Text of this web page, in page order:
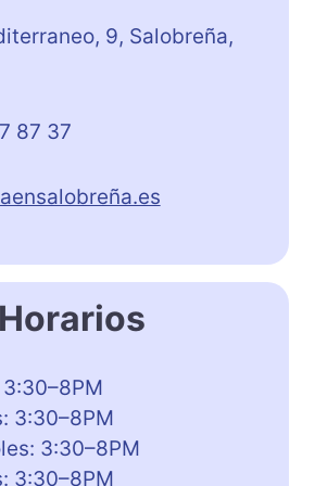
9, Salobreña,
87 37
Horarios
3:30–8PM
3:30–8PM
3:30–8PM